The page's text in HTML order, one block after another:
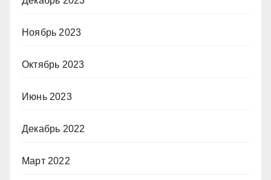
Ноябрь 2023
Октябрь 2023
Июнь 2023
Декабрь 2022
Март 2022